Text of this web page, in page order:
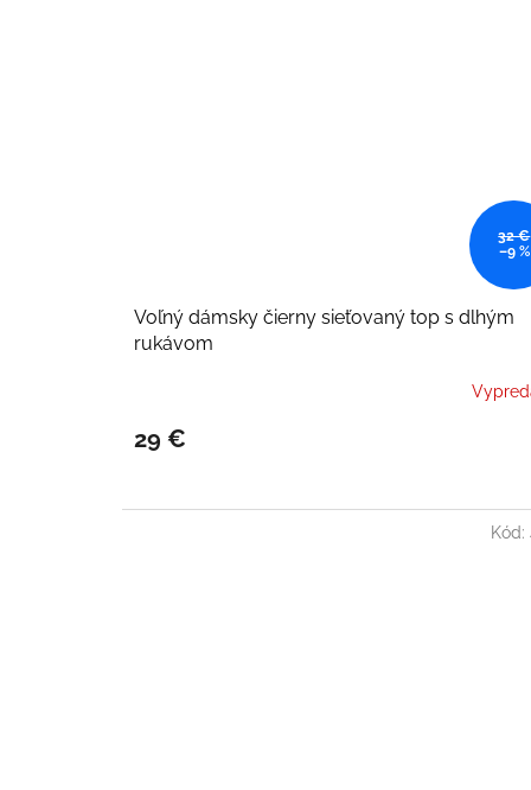
32 €
–9 %
Voľný dámsky čierny sieťovaný top s dlhým
rukávom
29 €
Kód: